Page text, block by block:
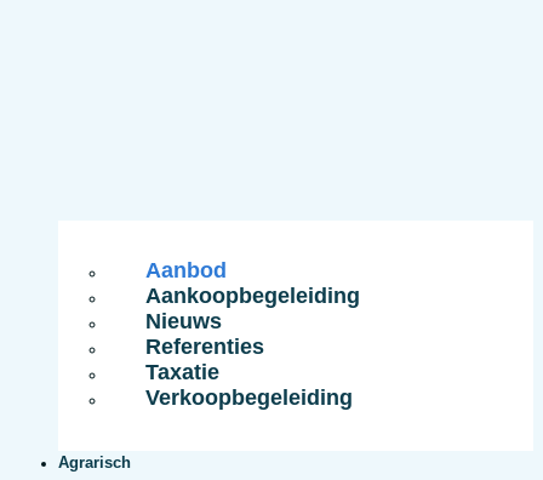
Aanbod
Aankoopbegeleiding
Nieuws
Referenties
Taxatie
Verkoopbegeleiding
Agrarisch